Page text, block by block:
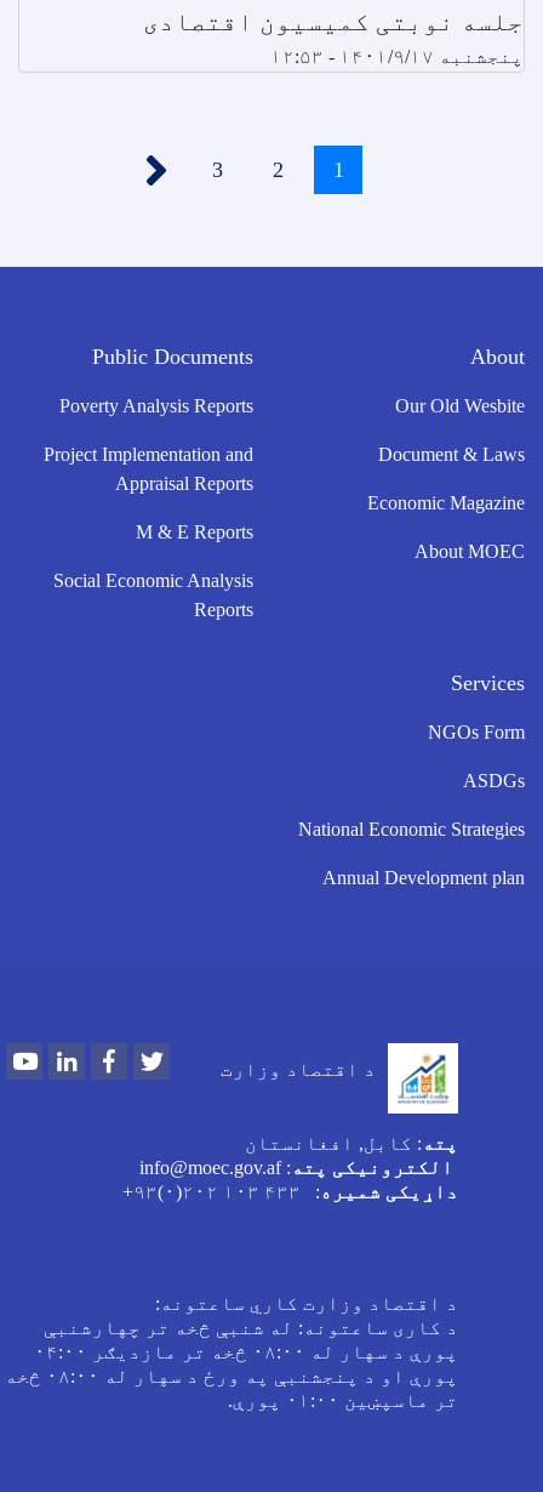
جلسه نوبتی کمیسیون اقتصادی
پنجشنبه ۱۴۰۱/۹/۱۷ - ۱۲:۵۳
اوسنی
1
Page
2
Page
3
About
Our Old Wesbite
Document & Laws
Economic Magazine
About MOEC
Public Documents
Poverty Analysis Reports
Project Implementation and
Appraisal Reports
M & E Reports
Social Economic Analysis
Reports
Services
NGOs Form
ASDGs
National Economic Strategies
Annual Development plan
د اقتصاد وزارت
YoutubeLinkedInFacebook
پته : کابل, افغانستان
الکترونیکی پته : info@moec.gov.af
داړیکی شمیره : ۴۳۳ ۱۰۳ ۲۰۲(۰)۹۳+
د اقتصاد وزارت کاري ساعتونه:
د کاری ساعتونه: له شنبې څخه تر چهارشنبې
پورې د سهار له ۰۸:۰۰ څخه تر مازدیګر ۰۴:۰۰
پورې او د پنجشنبې په ورځ د سهار له ۰۸:۰۰ څخه
تر ماسپښین ۰۱:۰۰ پورې.